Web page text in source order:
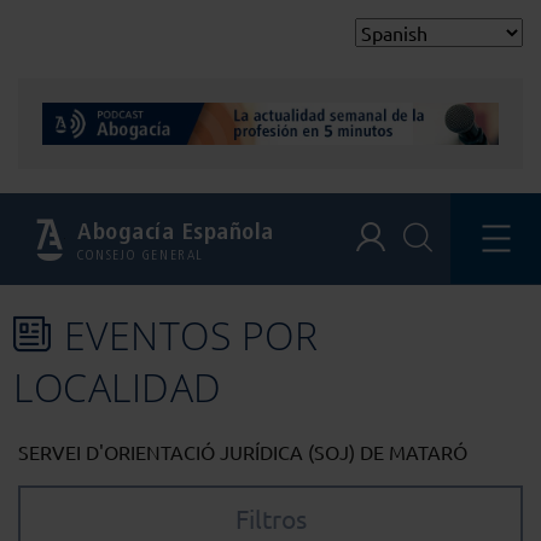
Abogacía Española
CONSEJO GENERAL
EVENTOS POR
LOCALIDAD
SERVEI D'ORIENTACIÓ JURÍDICA (SOJ) DE MATARÓ
Filtros